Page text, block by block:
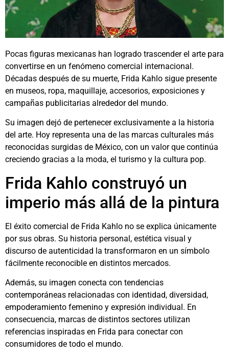
Pocas figuras mexicanas han logrado trascender el arte para
convertirse en un fenómeno comercial internacional.
Décadas después de su muerte, Frida Kahlo sigue presente
en museos, ropa, maquillaje, accesorios, exposiciones y
campañas publicitarias alrededor del mundo.
Su imagen dejó de pertenecer exclusivamente a la historia
del arte. Hoy representa una de las marcas culturales más
reconocidas surgidas de México, con un valor que continúa
creciendo gracias a la moda, el turismo y la cultura pop.
Frida Kahlo construyó un
imperio más allá de la pintura
El éxito comercial de Frida Kahlo no se explica únicamente
por sus obras. Su historia personal, estética visual y
discurso de autenticidad la transformaron en un símbolo
fácilmente reconocible en distintos mercados.
Además, su imagen conecta con tendencias
contemporáneas relacionadas con identidad, diversidad,
empoderamiento femenino y expresión individual. En
consecuencia, marcas de distintos sectores utilizan
referencias inspiradas en Frida para conectar con
consumidores de todo el mundo.